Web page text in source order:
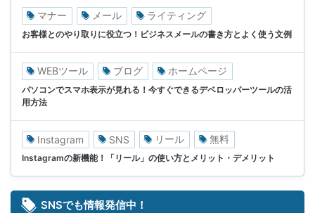
マナー メール ライティング
お客様とのやり取りに役立つ！ビジネスメールの書き方とよく使う文例
WEBツール ブログ ホームページ
パソコンでスマホ表示が見れる！今すぐできるデベロッパーツールの活
用方法
Instagram SNS リール 無料
Instagramの新機能！「リール」の使い方とメリット・デメリット
SNSでも情報発信中！